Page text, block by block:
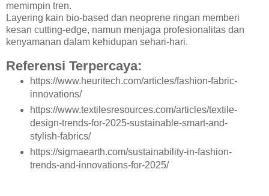
memimpin tren.
Layering kain bio-based dan neoprene ringan memberi
kesan cutting-edge, namun menjaga profesionalitas dan
kenyamanan dalam kehidupan sehari-hari.
Referensi Terpercaya:
https://www.heuritech.com/articles/fashion-fabric-
innovations/
https://www.textilesresources.com/articles/textile-
design-trends-for-2025-sustainable-smart-and-
stylish-fabrics/
https://sigmaearth.com/sustainability-in-fashion-
trends-and-innovations-for-2025/